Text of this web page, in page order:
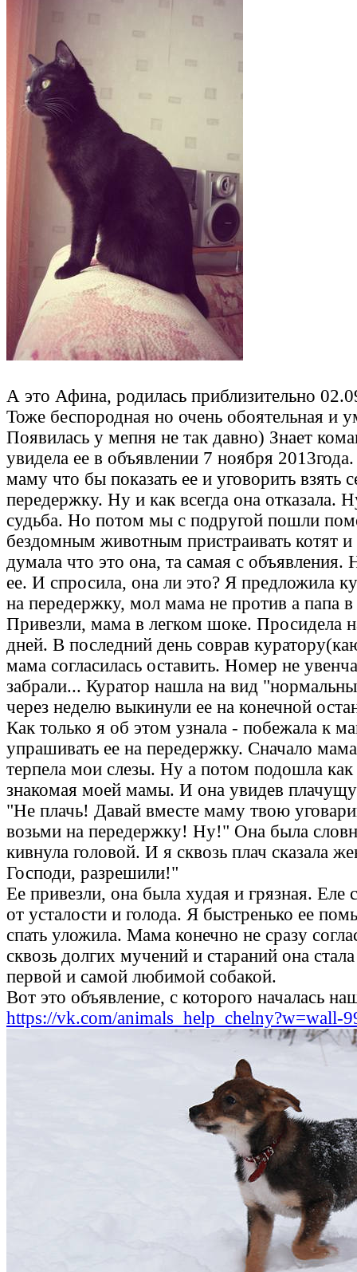
А это Афина, родилась приблизительно
Тоже беспородная но очень обоятельная и
Появилась у мепня не так давно) Знает
увидела ее в объявлении 7 ноября
маму что бы показать ее и уговорить взять
передержку. Ну и как всегда она отказала.
судьба. Но потом мы с подругой пошли
бездомным животным пристраивать котят и
думала что это она, та самая с объявления.
ее. И спросила, она ли это? Я предложила
на передержку, мол мама не против а папа
Привезли, мама в легком шоке. Просидела
дней. В последний день соврав
мама согласилась оставить. Номер не
забрали... Куратор нашла на вид
через неделю выкинули ее на конечной
Как только я об этом узнала - побежала к
упрашивать ее на передержку. Сначало
терпела мои слезы. Ну а потом подошла как
знакомая моей мамы. И она увидев
"Не плачь! Давай вместе маму твою
возьми на передержку! Ну!" Она была
кивнула головой. И я сквозь плач сказала
Господи, разрешили!"
Ее привезли, она была худая и грязная. Еле
от усталости и голода. Я быстренько ее
спать уложила. Мама конечно не сразу
сквозь долгих мучений и стараний она
первой и самой любимой собакой.
Вот это объявление, с которого началась
https://vk.com/animals_help_chelny?w=wall-